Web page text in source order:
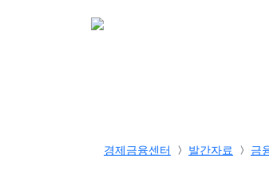
경제금융센터 발간자료 금